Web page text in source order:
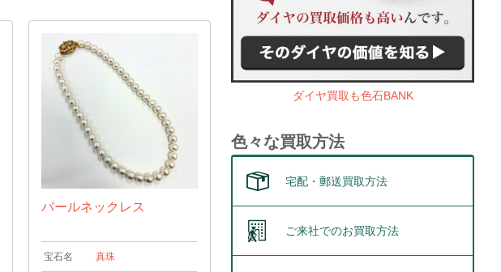
パールネックレス
宝石名 真珠
ダイヤ買取も色石BANK
色々な買取方法
宅配・郵送買取方法
ご来社でのお買取方法